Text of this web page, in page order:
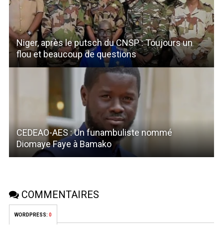
Niger, après le putsch du CNSP : Toujours un
flou et beaucoup de questions
CEDEAO-AES : Un funambuliste nommé
Diomaye Faye à Bamako
COMMENTAIRES
WORDPRESS: 0